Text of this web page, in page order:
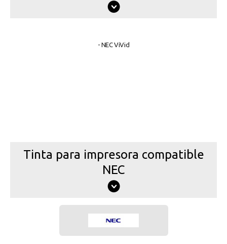
- NEC ViVid
Tinta para impresora compatible
NEC